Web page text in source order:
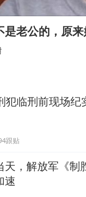
公司“上四休三
台风灿鸿未来
“空调24小时开
是老公的，原
犯临刑前现场纪
跟贴
天，解放军《
速